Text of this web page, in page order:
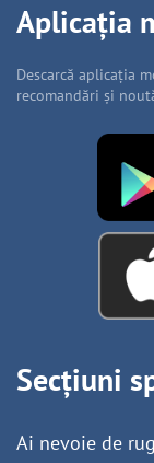
Aplicația
Descarcă aplicația
recomandări și
Secțiuni
Ai nevoie de